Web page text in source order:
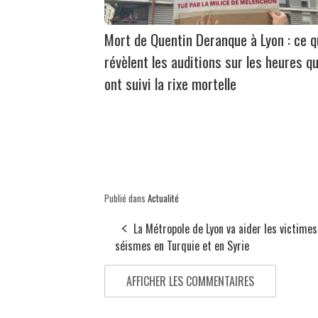
Mort de Quentin Deranque à Lyon : ce
révèlent les auditions sur les heures
ont suivi la rixe mortelle
Publié dans Actualité
La Métropole de Lyon va aider les
séismes en Turquie et en Syrie
AFFICHER LES COMMENTAIRES